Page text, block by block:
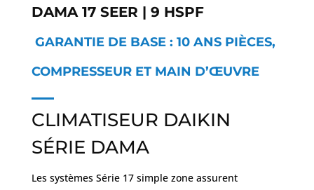
DAMA 17 SEER | 9 HSPF
GARANTIE DE BASE : 10 ANS PIÈCES,
COMPRESSEUR ET MAIN D’ŒUVRE
CLIMATISEUR DAIKIN
SÉRIE DAMA
Les systèmes Série 17 simple zone assurent